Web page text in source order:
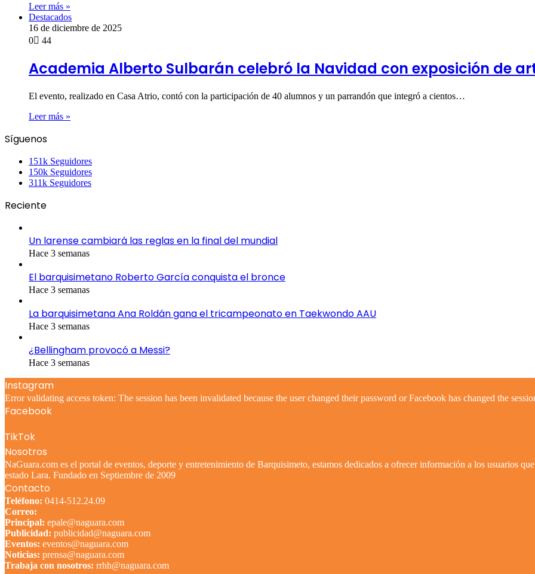
Leer más »
Destacados
16 de diciembre de 2025
0
44
Academia Alberto Sulbarán celebró la Navidad con exposición de
El evento, realizado en Casa Atrio, contó con la participación de 40 alumnos y un parrandón que integró a cientos…
Leer más »
Síguenos
151k Seguidores
150k Seguidores
311k Seguidores
Reciente
Un larense cambiará las reglas en la final del mundial
Hace 3 semanas
El barquisimetano Roberto García conquista el bronce
Hace 3 semanas
La barquisimetana Ana Roldán gana el tricampeonato en Taekwondo AAU
Hace 3 semanas
¿Bellingham provocó a Messi?
Hace 3 semanas
Instagram
Error validating access token: The session has been invalidated because the user changed their password or Facebook has changed the
Facebook
TikTok
Nosotros
NaGuara.com es el portal de eventos, deporte y entretenimiento de Barquisimeto, estamos dedicados a ofrecer información a los usuarios
estado Lara. Fundado en Septiembre de 2009
Contacto
Teléfono: 0414-512.24.09
Correo:
Principal: epale@naguara.com
Publicidad: publicidad@naguara.com
Eventos: eventos@naguara.com
Noticias: prensa@naguara.com
Trabaja con nosotros: rrhh@naguara.com